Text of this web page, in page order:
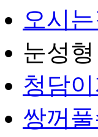
오시는
눈성형
청담
쌍꺼